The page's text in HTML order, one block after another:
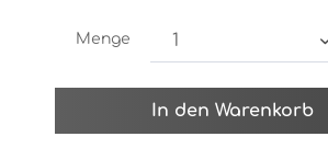
Menge
In den Warenkorb